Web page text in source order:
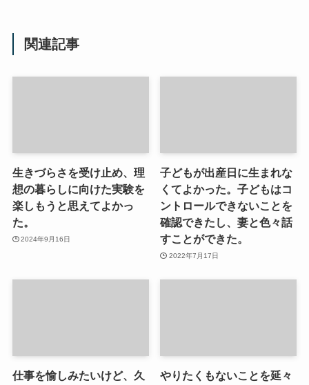
関連記事
生きづらさを受け止め、理
想の暮らしに向けた実験を
楽しもうと思えてよかっ
た。
2024年9月16日
子どもが出産日に生まれな
くてよかった。子どもはコ
ントロールできないことを
確認できたし、妻と色々話
すことができた。
2022年7月17日
仕事を愉しみたいけど、久
やりたくもないことを延々